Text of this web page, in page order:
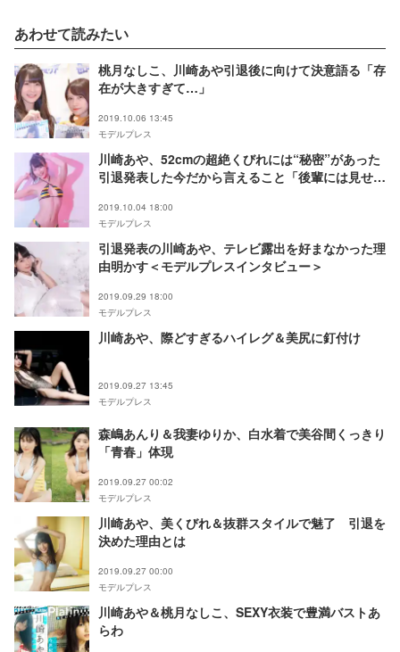
あわせて読みたい
桃月なしこ、川崎あや引退後に向けて決意語る「存
在が大きすぎて…」
2019.10.06 13:45
モデルプレス
川崎あや、52cmの超絶くびれには“秘密”があった
引退発表した今だから言えること「後輩には見せら
2019.10.04 18:00
モデルプレス
引退発表の川崎あや、テレビ露出を好まなかった理
由明かす＜モデルプレスインタビュー＞
2019.09.29 18:00
モデルプレス
川崎あや、際どすぎるハイレグ＆美尻に釘付け
2019.09.27 13:45
モデルプレス
森嶋あんり＆我妻ゆりか、白水着で美谷間くっきり
「青春」体現
2019.09.27 00:02
モデルプレス
川崎あや、美くびれ＆抜群スタイルで魅了 引退を
決めた理由とは
2019.09.27 00:00
モデルプレス
川崎あや＆桃月なしこ、SEXY衣装で豊満バストあ
らわ